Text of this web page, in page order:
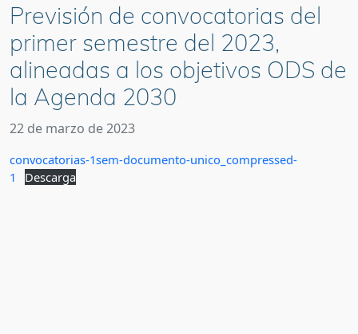
Previsión de convocatorias del
primer semestre del 2023,
alineadas a los objetivos ODS de
la Agenda 2030
22 de marzo de 2023
convocatorias-1sem-documento-unico_compressed-
1
Descarga